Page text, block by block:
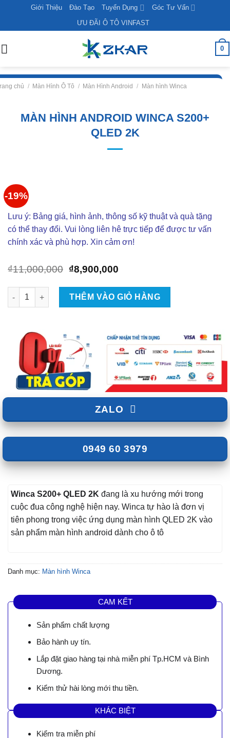
content
Giới Thiệu Đào Tạo Tuyển Dụng
Góc Tư Vấn
ƯU ĐÃI Ô TÔ VINFAST
0
chủ / Màn Hình Ô Tô / Màn Hình Android / Màn hình Winca
MÀN HÌNH ANDROID WINCA S200+
QLED 2K
-19%
Lưu ý: Bảng giá, hình ảnh, thông số kỹ thuật và quà tặng
có thể thay đổi. Vui lòng liên hê trực tiếp để được tư vấn
chính xác và phù hợp. Xin cảm ơn!
₫11,000,000 Giá
là:
₫11,000,000.
₫8,900,000Giá
tại
là:
₫8,900,000.
Màn Hình Android Winca S200+ Qled 2K số lượng
THÊM VÀO GIỎ HÀNG
ZALO
0949 60 3979
Winca S200+ QLED 2K đang là xu hướng mới trong
cuộc đua công nghệ hiện nay. Winca tự hào là đơn vị
tiên phong trong việc ứng dụng màn hình QLED 2K vào
sản phẩm màn hình android dành cho ô tô
Danh mục: Màn hình Winca
CAM KẾT
Sản phẩm chất lượng
Bảo hành uy tín.
Lắp đặt giao hàng tại nhà miễn phí Tp.HCM và Bình
Dương.
Kiểm thử hài lòng mới thu tiền.
KHÁC BIỆT
Kiểm tra miễn phí